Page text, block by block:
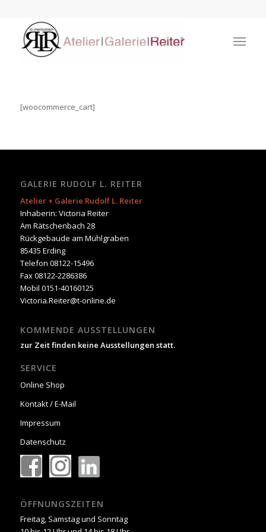
[woocommerce_cart]
GALERIE RUDOLF L. REITER
Atelier + Galerie Rudolf L. Reiter
Inhaberin: Victoria Reiter
Am Rätschenbach 28
Rückgebaude am Mühlgraben
85435 Erding
Telefon 08122-15496
Fax 08122-2286386
Mobil 0151-40160125
Victoria.Reiter@t-online.de
KOMMENDE AUSSTELLUNGEN
zur Zeit finden keine Ausstellungen statt.
SERVICE
Online Shop
Kontakt / E-Mail
Impressum
Datenschutz
ÖFFNUNGSZEITEN
Freitag, Samstag und Sonntag